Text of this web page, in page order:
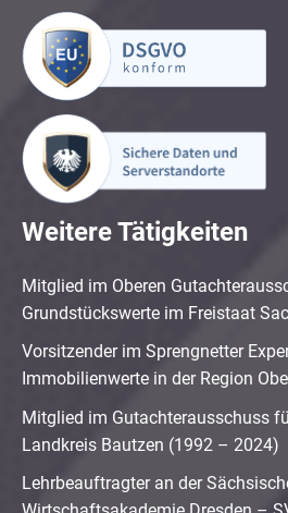
Weitere Tätigkeiten
Mitglied im Oberen
Grundstückswerte im Freistaat
Vorsitzender im Sprengnetter
Immobilienwerte in der Region
Mitglied im Gutachterausschuss
Landkreis Bautzen (1992 – 2024)
Lehrbeauftragter an der